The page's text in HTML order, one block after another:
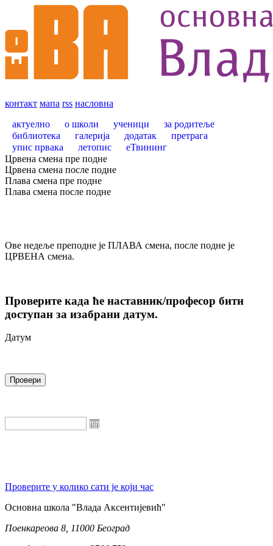
контакт мапа rss насловна
актуелно
о школи ученици
за родитеље
библиотека
галерија додатак
претрага
упис првака
летопис
еТвининг
Црвена смена пре подне
Црвена смена после подне
Плава смена пре подне
Плава смена после подне
Ове недеље преподне је ПЛАВА смена, после подне је
ЦРВЕНА смена.
Проверите када ће наставник/професор бити
доступан за изабрани датум.
Датум
Проверите у колико сати је који час
Oсновна школа "Влада Аксентијевић"
Поенкареова 8, 11000 Београд